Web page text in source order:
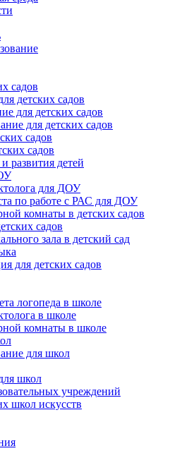
садов
детских садов
для детских садов
для детских садов
садов
садов
развития детей
для ДОУ
по работе с РАС для ДОУ
комнаты в детских садов
садов
зала в детский сад
для детских садов
логопеда в школе
в школе
комнаты в школе
для школ
школ
учреждений
школ искусств